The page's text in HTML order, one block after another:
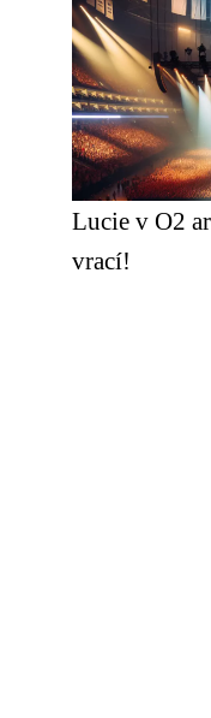
Lucie v O2
vrací!